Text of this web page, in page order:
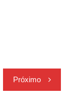
Próximo